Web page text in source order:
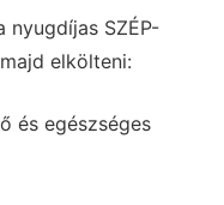
nyugdíjas SZÉP-
elkölteni:
és egészséges